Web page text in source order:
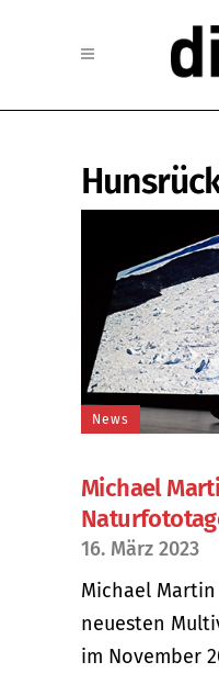
News
Michael
16. März 2023
Michael
neuesten
im November